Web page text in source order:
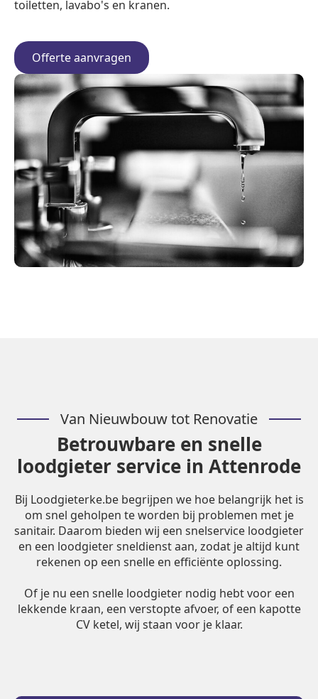
toiletten, lavabo's en kranen.
Offerte aanvragen
Van Nieuwbouw tot Renovatie
Betrouwbare en snelle
loodgieter service in Attenrode
Bij Loodgieterke.be begrijpen we hoe belangrijk het is
om snel geholpen te worden bij problemen met je
sanitair. Daarom bieden wij een snelservice loodgieter
en een loodgieter sneldienst aan, zodat je altijd kunt
rekenen op een snelle en efficiënte oplossing.
Of je nu een snelle loodgieter nodig hebt voor een
lekkende kraan, een verstopte afvoer, of een kapotte
CV ketel, wij staan voor je klaar.